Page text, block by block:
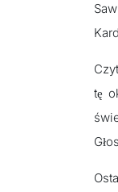
tę